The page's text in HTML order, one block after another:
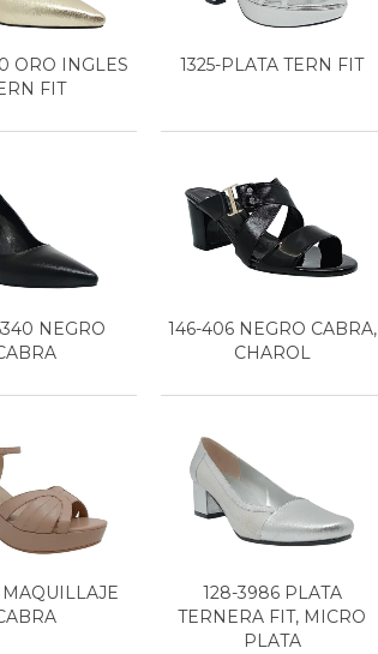
ORO INGLES
FIT
1325-PLATA TERN FIT
NEGRO
146-406 NEGRO CABRA,
CHAROL
MAQUILLAJE
128-3986 PLATA
TERNERA FIT, MICRO
PLATA